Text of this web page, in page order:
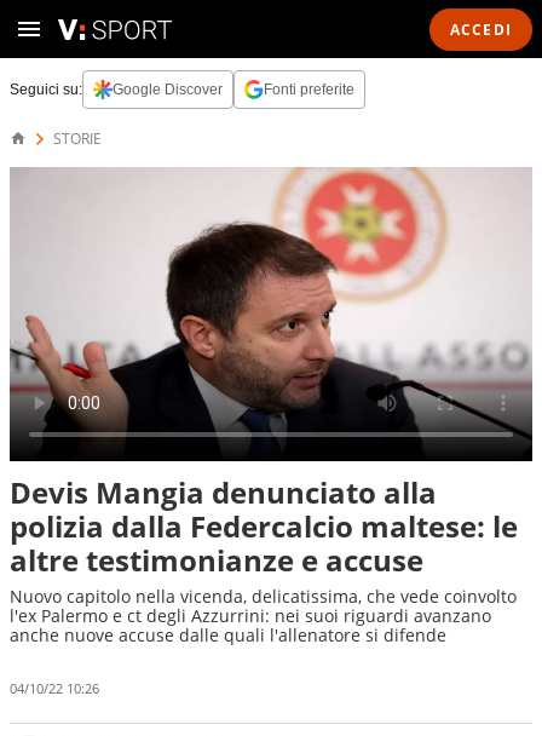
ACCEDI
Seguici su: Google Discover Fonti preferite
STORIE
Devis Mangia denunciato alla
polizia dalla Federcalcio maltese: le
altre testimonianze e accuse
Nuovo capitolo nella vicenda, delicatissima, che vede coinvolto
l'ex Palermo e ct degli Azzurrini: nei suoi riguardi avanzano
anche nuove accuse dalle quali l'allenatore si difende
04/10/22 10:26